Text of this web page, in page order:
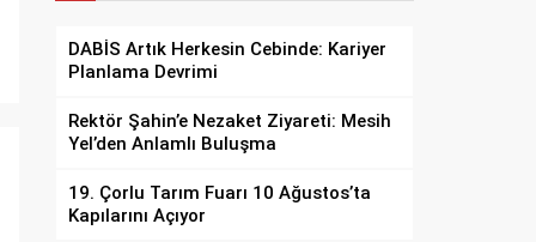
DABİS Artık Herkesin Cebinde: Kariyer
Planlama Devrimi
Rektör Şahin’e Nezaket Ziyareti: Mesih
Yel’den Anlamlı Buluşma
19. Çorlu Tarım Fuarı 10 Ağustos’ta
Kapılarını Açıyor